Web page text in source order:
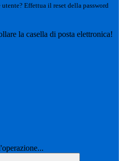
Effettua il reset della password
la casella di posta elettronica!